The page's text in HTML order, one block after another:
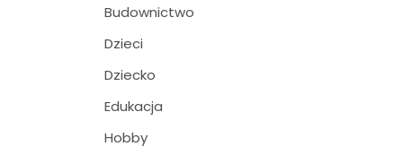
Budownictwo
Dzieci
Dziecko
Edukacja
Hobby